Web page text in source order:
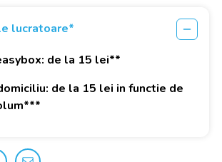
lucratoare*
de la 15 lei**
de la 15 lei in functie de